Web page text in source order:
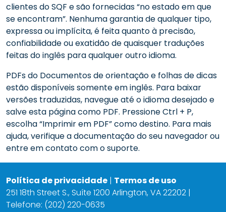
clientes do SQF e são fornecidas “no estado em que
se encontram”. Nenhuma garantia de qualquer tipo,
expressa ou implícita, é feita quanto à precisão,
confiabilidade ou exatidão de quaisquer traduções
feitas do inglês para qualquer outro idioma.
PDFs do Documentos de orientação e folhas de dicas
estão disponíveis somente em inglês. Para baixar
versões traduzidas, navegue até o idioma desejado e
salve esta página como PDF. Pressione Ctrl + P,
escolha “Imprimir em PDF” como destino. Para mais
ajuda, verifique a documentação do seu navegador ou
entre em contato com o suporte.
Política de privacidade | Termos de uso
251 18th Street S., Suíte 1200 Arlington, VA 22202 |
Telefone: (202) 220-0635